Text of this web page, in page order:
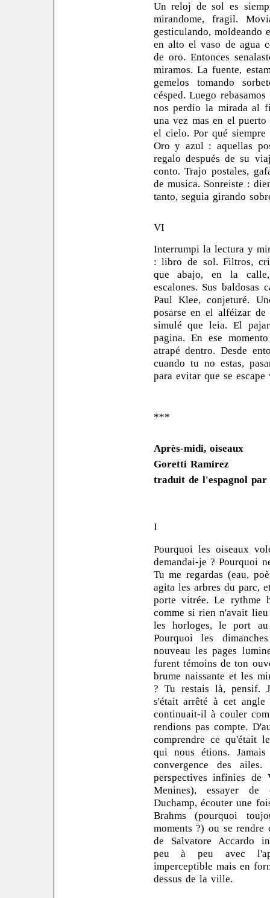
Un reloj de sol es
mirandome, fragil.
gesticulando, moldeando
en alto el vaso de agua
de oro. Entonces
miramos. La fuente,
gemelos tomando
césped. Luego
nos perdio la mirada al
una vez mas en el
el cielo. Por qué
Oro y azul : aquellas
regalo después de su
conto. Trajo postales,
de musica. Sonreiste :
tanto, seguia girando
VI
Interrumpi la lectura y
: libro de sol. Filtros,
que abajo, en la calle,
escalones. Sus baldosas
Paul Klee, conjeturé.
posarse en el alféizar
simulé que leia. El
pagina. En ese
atrapé dentro. Desde
cuando tu no estas,
para evitar que se escape
***
Après-midi, oiseaux
Goretti Ramirez
traduit de l'espagnol par
I
Pourquoi les oiseaux
demandai-je ? Pourquoi
Tu me regardas (eau,
agita les arbres du parc,
porte vitrée. Le rythme
comme si rien n'avait
les horloges, le port
Pourquoi les
nouveau les pages
furent témoins de ton
brume naissante et les
? Tu restais là, pensif.
s'était arrêté à cet
continuait-il à couler
rendions pas compte.
comprendre ce qu'était
qui nous étions.
convergence des
perspectives infinies de
Menines), essayer
Duchamp, écouter une
Brahms (pourquoi
moments ?) ou se
de Salvatore Accardo
peu à peu avec
imperceptible mais en
dessus de la ville.